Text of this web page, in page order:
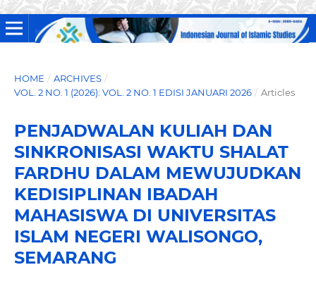
HOME / ARCHIVES /
VOL. 2 NO. 1 (2026): VOL. 2 NO. 1 EDISI JANUARI 2026 / Articles
PENJADWALAN KULIAH DAN
SINKRONISASI WAKTU SHALAT
FARDHU DALAM MEWUJUDKAN
KEDISIPLINAN IBADAH
MAHASISWA DI UNIVERSITAS
ISLAM NEGERI WALISONGO,
SEMARANG